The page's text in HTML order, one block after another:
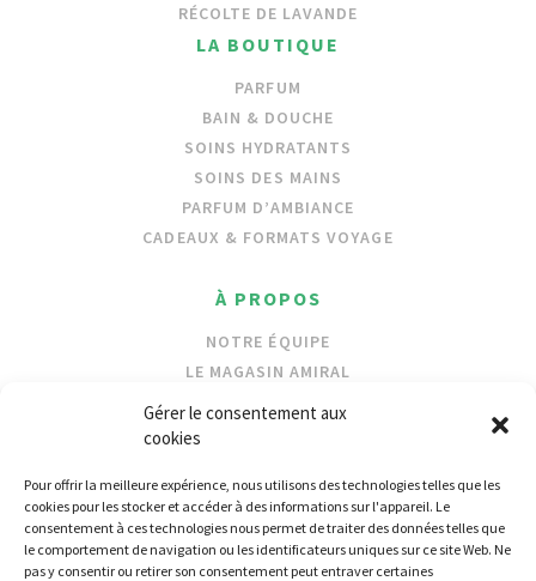
Gérer le consentement aux
cookies
Pour offrir la meilleure expérience, nous utilisons des technologies telles que les
cookies pour les stocker et accéder à des informations sur l'appareil. Le
consentement à ces technologies nous permet de traiter des données telles que
le comportement de navigation ou les identificateurs uniques sur ce site Web. Ne
pas y consentir ou retirer son consentement peut entraver certaines
RÉCOLTE DE LAVANDE
LA BOUTIQUE
PARFUM
BAIN & DOUCHE
SOINS HYDRATANTS
SOINS DES MAINS
PARFUM D’AMBIANCE
CADEAUX & FORMATS VOYAGE
À PROPOS
NOTRE ÉQUIPE
LE MAGASIN AMIRAL
NOS INGRÉDIENTS
PROTECTION DES OCÉANS
REVENDEURS
LOCALISATEUR DE MAGASIN
COMMERCE DE GROS